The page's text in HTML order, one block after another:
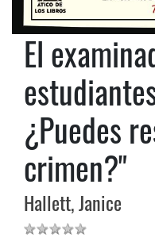
El
¿Puedes
crimen?"
Hallett, Janice